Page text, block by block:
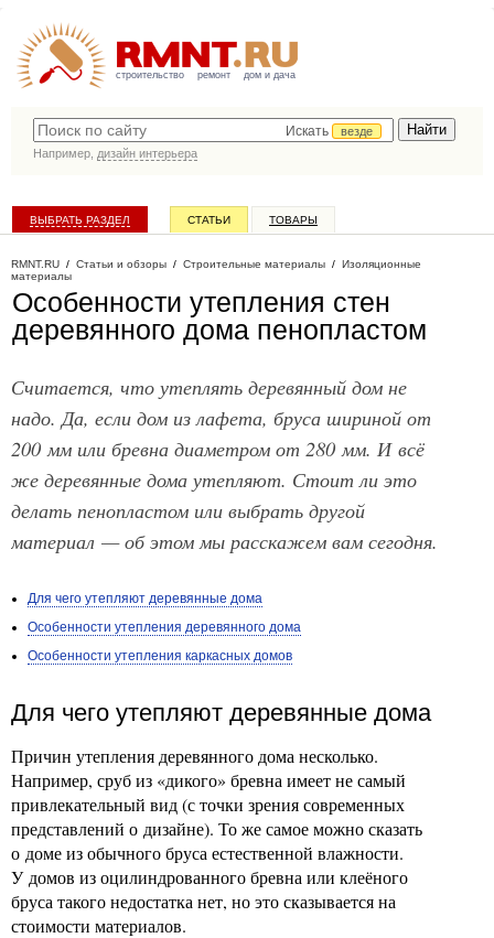
строительство ремонт дом и дача
Искать
везде
Например, дизайн интерьера
ВЫБРАТЬ РАЗДЕЛ СТАТЬИ ТОВАРЫ
RMNT.RU / Статьи и обзоры / Строительные материалы / Изоляционные
материалы
Особенности утепления стен
деревянного дома пенопластом
Считается, что утеплять деревянный дом не
надо. Да, если дом из лафета, бруса шириной от
200 мм или бревна диаметром от 280 мм. И всё
же деревянные дома утепляют. Стоит ли это
делать пенопластом или выбрать другой
материал — об этом мы расскажем вам сегодня.
Для чего утепляют деревянные дома
Особенности утепления деревянного дома
Особенности утепления каркасных домов
Для чего утепляют деревянные дома
Причин утепления деревянного дома несколько.
Например, сруб из «дикого» бревна имеет не самый
привлекательный вид (с точки зрения современных
представлений о дизайне). То же самое можно сказать
о доме из обычного бруса естественной влажности.
У домов из оцилиндрованного бревна или клеёного
бруса такого недостатка нет, но это сказывается на
стоимости материалов.